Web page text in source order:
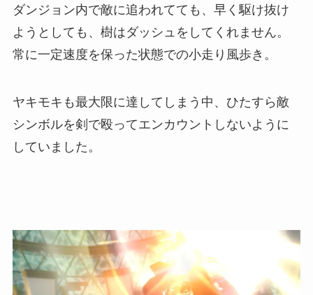
ダンジョン内で敵に追われてても、早く駆け抜け
ようとしても、樹はダッシュをしてくれません。
常に一定速度を保った状態での小走り風歩き。
ヤキモキも最大限に達してしまう中、ひたすら敵
シンボルを剣で殴ってエンカウントしないように
していました。